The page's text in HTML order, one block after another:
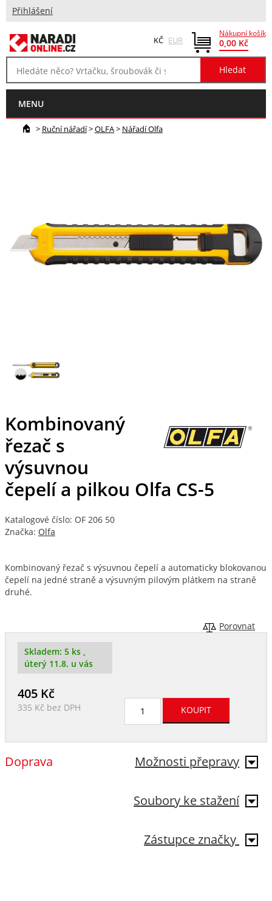
Přihlášení
Nákupní košík
0,00 Kč
KČ EUR
MENU
> Ruční nářadí>OLFA> Nářadí Olfa
Kombinovaný
řezač s
výsuvnou
čepelí a pilkou Olfa CS-5
Katalogové číslo: OF 206 50
Značka: Olfa
Kombinovaný řezač s výsuvnou čepelí a automaticky blokovanou
čepelí na jedné straně a výsuvným pilovým plátkem na straně
druhé.
Porovnat
Skladem: 5 ks ,
úterý 11.8. u vás
405Kč
335 Kč bez DPH
Možnosti přepravy
Doprava
Soubory ke stažení
Zástupce značky